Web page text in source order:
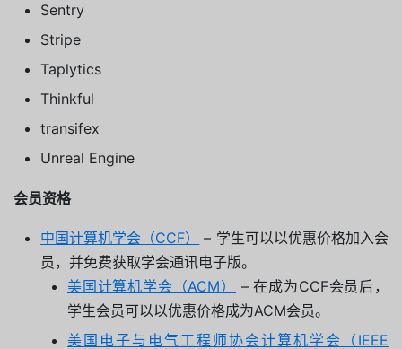
Sentry
Stripe
Taplytics
Thinkful
transifex
Unreal Engine
会员资格
中国计算机学会（CCF）
– 学生可以以优惠价格加入会
员，并免费获取学会通讯电子版。
美国计算机学会（ACM）
– 在成为CCF会员后，
学生会员可以以优惠价格成为ACM会员。
美国电子与电气工程师协会计算机学会（IEEE